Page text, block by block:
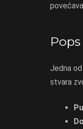
Jedna
stvara